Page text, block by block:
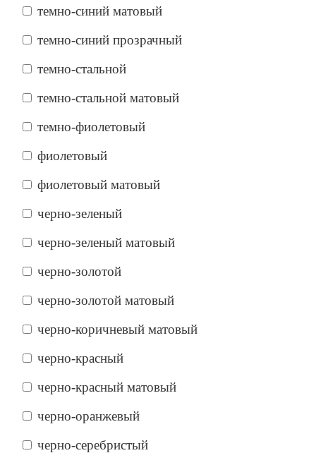
темно-синий матовый
темно-синий прозрачный
темно-стальной
темно-стальной матовый
темно-фиолетовый
фиолетовый
фиолетовый матовый
черно-зеленый
черно-зеленый матовый
черно-золотой
черно-золотой матовый
черно-коричневый матовый
черно-красный
черно-красный матовый
черно-оранжевый
черно-серебристый